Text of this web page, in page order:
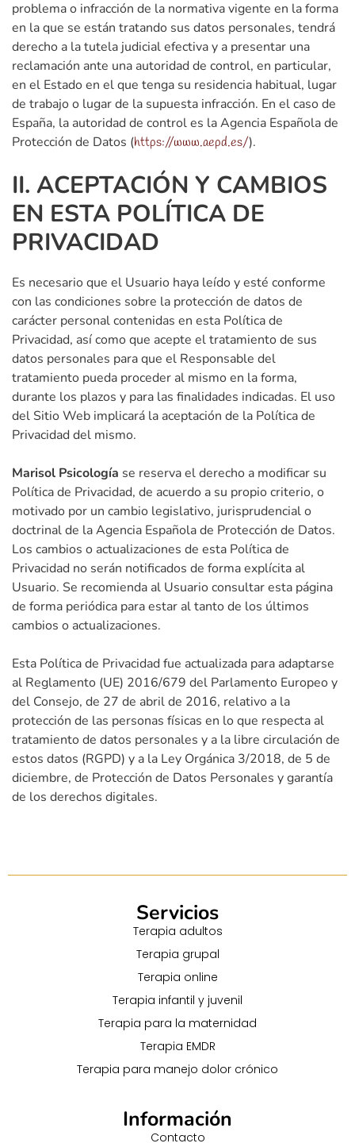
problema o infracción de la normativa vigente en la forma
en la que se están tratando sus datos personales, tendrá
derecho a la tutela judicial efectiva y a presentar una
reclamación ante una autoridad de control, en particular,
en el Estado en el que tenga su residencia habitual, lugar
de trabajo o lugar de la supuesta infracción. En el caso de
España, la autoridad de control es la Agencia Española de
Protección de Datos (https://www.aepd.es/).
II. ACEPTACIÓN Y CAMBIOS
EN ESTA POLÍTICA DE
PRIVACIDAD
Es necesario que el Usuario haya leído y esté conforme
con las condiciones sobre la protección de datos de
carácter personal contenidas en esta Política de
Privacidad, así como que acepte el tratamiento de sus
datos personales para que el Responsable del
tratamiento pueda proceder al mismo en la forma,
durante los plazos y para las finalidades indicadas. El uso
del Sitio Web implicará la aceptación de la Política de
Privacidad del mismo.
Marisol Psicología se reserva el derecho a modificar su
Política de Privacidad, de acuerdo a su propio criterio, o
motivado por un cambio legislativo, jurisprudencial o
doctrinal de la Agencia Española de Protección de Datos.
Los cambios o actualizaciones de esta Política de
Privacidad no serán notificados de forma explícita al
Usuario. Se recomienda al Usuario consultar esta página
de forma periódica para estar al tanto de los últimos
cambios o actualizaciones.
Esta Política de Privacidad fue actualizada para adaptarse
al Reglamento (UE) 2016/679 del Parlamento Europeo y
del Consejo, de 27 de abril de 2016, relativo a la
protección de las personas físicas en lo que respecta al
tratamiento de datos personales y a la libre circulación de
estos datos (RGPD) y a la Ley Orgánica 3/2018, de 5 de
diciembre, de Protección de Datos Personales y garantía
de los derechos digitales.
Servicios
Terapia adultos
Terapia grupal
Terapia online
Terapia infantil y juvenil
Terapia para la maternidad
Terapia EMDR
Terapia para manejo dolor crónico
Información
Contacto